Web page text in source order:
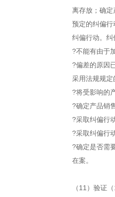
离存放；确
预定的纠偏
纠偏行动。
?不能有由于
?偏差的原因
采用法规规
?将受影响的
?确定产品销
?采取纠偏行
?采取纠偏行
?确定是否需
在案。
（11）验证